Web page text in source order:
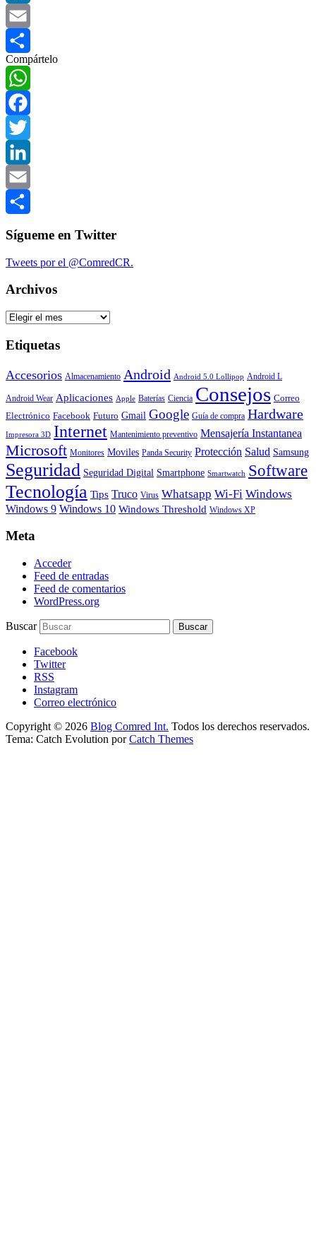
LinkedIn
Email
Compartir
Compártelo
WhatsApp
Facebook
Twitter
LinkedIn
Email
Sígueme en Twitter
Tweets por el @ComredCR.
Archivos
Archivos
Etiquetas
Accesorios Almacenamiento Android Android 5.0 Lollipop Android L
Android Wear Aplicaciones Apple Baterías Ciencia Consejos Correo
Electrónico Facebook Futuro Gmail Google Guía de compra Hardware
Impresora 3D Internet Mantenimiento preventivo Mensajería Instantanea
Microsoft Monitores Moviles Panda Security Protección Salud Samsung
Seguridad Seguridad Digital Smartphone Smartwatch Software
Tecnología Tips Truco Virus Whatsapp Wi-Fi Windows
Windows 9 Windows 10 Windows Threshold Windows XP
Meta
Acceder
Feed de entradas
Feed de comentarios
WordPress.org
Buscar
Facebook
Twitter
RSS
Instagram
Correo electrónico
Copyright © 2026 Blog Comred Int. Todos los derechos reservados.
Tema: Catch Evolution porCatch Themes